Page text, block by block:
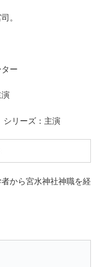
。
ー
シリーズ：主演
から宮水神社神職を経